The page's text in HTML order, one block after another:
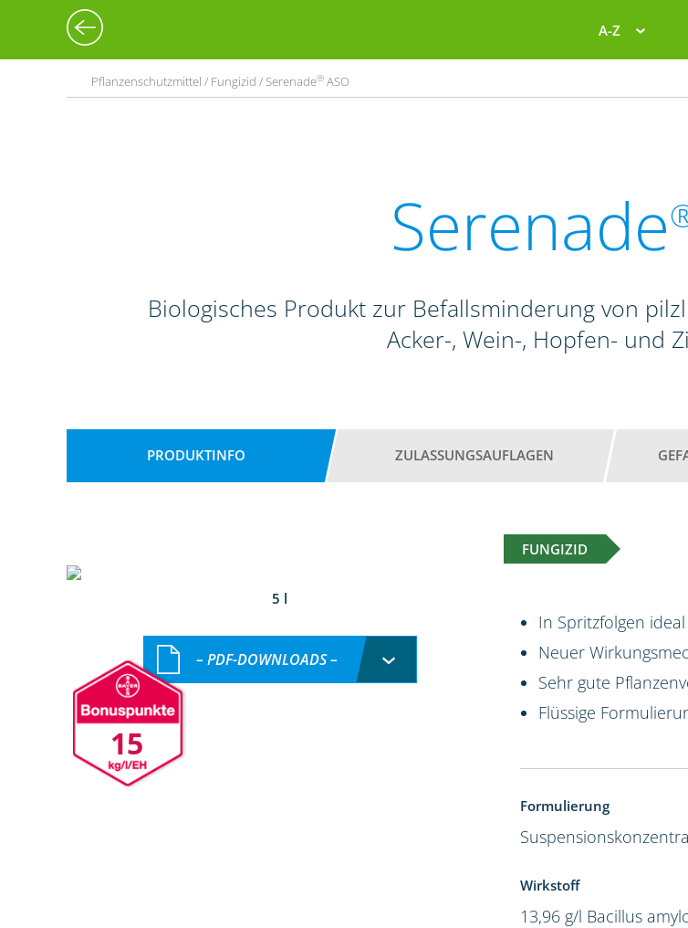
A-Z
Pflanzenschutzmittel / Fungizid / Serenade® ASO
Serenade
Biologisches Produkt zur Befallsminderung von
Acker-, Wein-, Hopfen- und
PRODUKTINFO ZULASSUNGSAUFLAGEN
FUNGIZID
5 l
15
– PDF-DOWNLOADS –
In Spritzfolgen
Neuer
Sehr gute
Flüssige
Formulierung
Wirkstoff
13,96 g/l Bacillus